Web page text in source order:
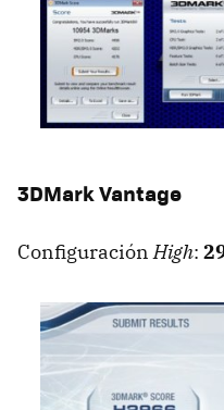
3DMark Vantage
ConfiguraciónHigh: